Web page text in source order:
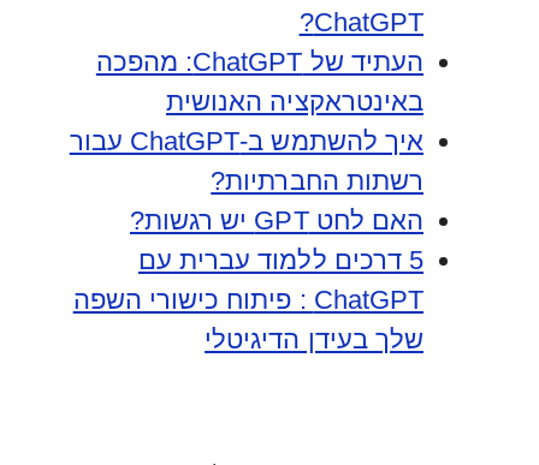
ChatGPT?
העתיד של ChatGPT: מהפכה
באינטראקציה האנושית
איך להשתמש ב-ChatGPT עבור
רשתות החברתיות?
האם לחט GPT יש רגשות?
5 דרכים ללמוד עברית עם
ChatGPT : פיתוח כישורי השפה
שלך בעידן הדיגיטלי